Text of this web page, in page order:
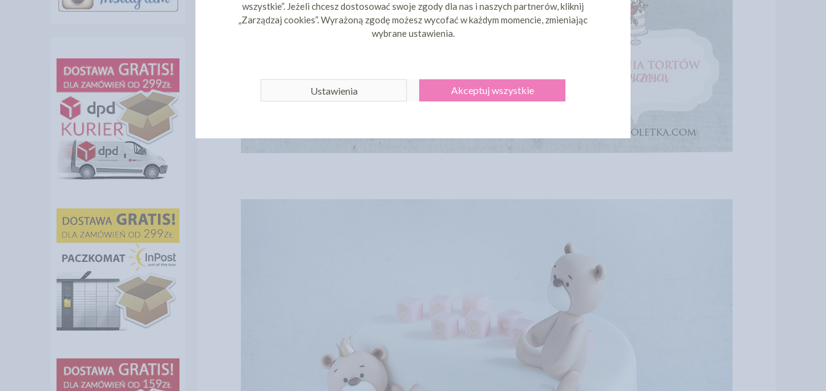
wszystkie”. Jeżeli chcesz dostosować swoje zgody dla nas i naszych partnerów, kliknij
„Zarządzaj cookies”. Wyrażoną zgodę możesz wycofać w każdym momencie, zmieniając
wybrane ustawienia.
Ustawienia Akceptuj wszystkie